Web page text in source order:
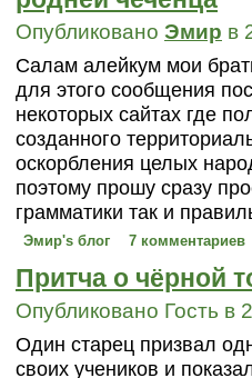
Опубликовано Эмир в
Салам алейкум мои
для этого сообщения
некоторых сайтах где
созданного
оскорбления целых
поэтому прошу сразу
грамматики так и
Эмир's блог 7 комментариев
Притча о чёрной
Опубликовано Гость в
Один старец призвал
своих учеников и